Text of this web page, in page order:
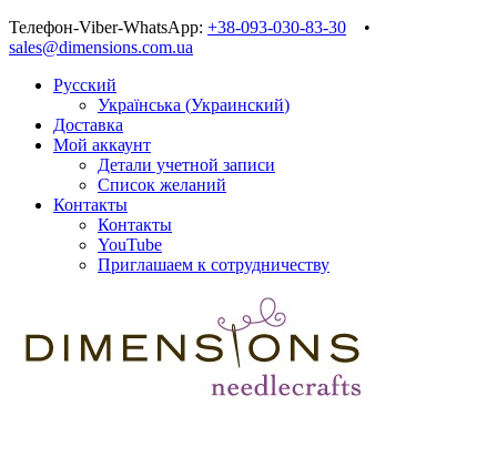
Телефон-Viber-WhatsApp: +38-093-030-83-30 •
sales@dimensions.com.ua
Русский
Українська (Украинский)
Доставка
Мой аккаунт
Детали учетной записи
Список желаний
Контакты
Контакты
YouTube
Приглашаем к сотрудничеству